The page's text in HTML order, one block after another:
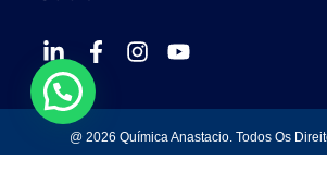
@ 2026 Química Anastacio. Todos Os